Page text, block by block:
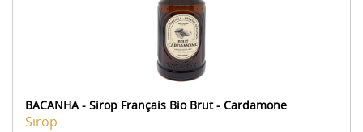
BACANHA - Sirop Français Bio Brut - Cardamone
Sirop